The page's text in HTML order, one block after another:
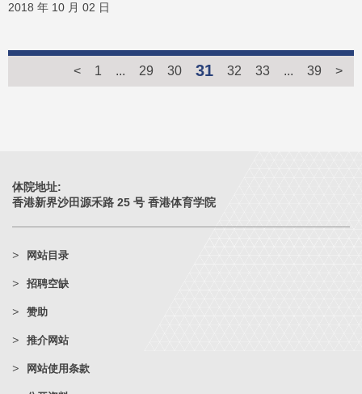
2018 年 10 月 02 日
< 1 ... 29 30 31 32 33 ... 39 >
体院地址:
香港新界沙田源禾路 25 号 香港体育学院
网站目录
招聘空缺
赞助
推介网站
网站使用条款